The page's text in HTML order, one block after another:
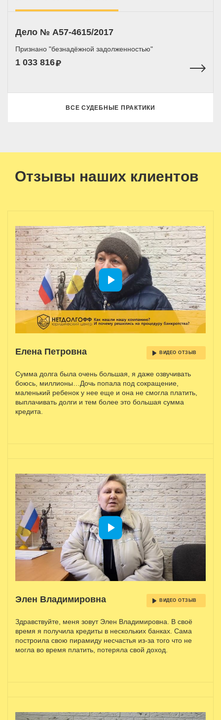
Дело № A57-4615/2017
Признано "безнадёжной задолженностью"
1 033 816
ВСЕ СУДЕБНЫЕ ПРАКТИКИ
Отзывы наших клиентов
Елена Петровна ВИДЕО ОТЗЫВ
Сумма долга была очень большая, я даже озвучивать
боюсь, миллионы…Дочь попала под сокращение,
маленький ребенок у нее еще и она не смогла платить,
выплачивать долги и тем более это большая сумма
кредита.
Элен Владимировна ВИДЕО ОТЗЫВ
Здравствуйте, меня зовут Элен Владимировна. В своё
время я получила кредиты в нескольких банках. Сама
построила свою пирамиду несчастья из-за того что не
могла во время платить, потеряла свой доход.